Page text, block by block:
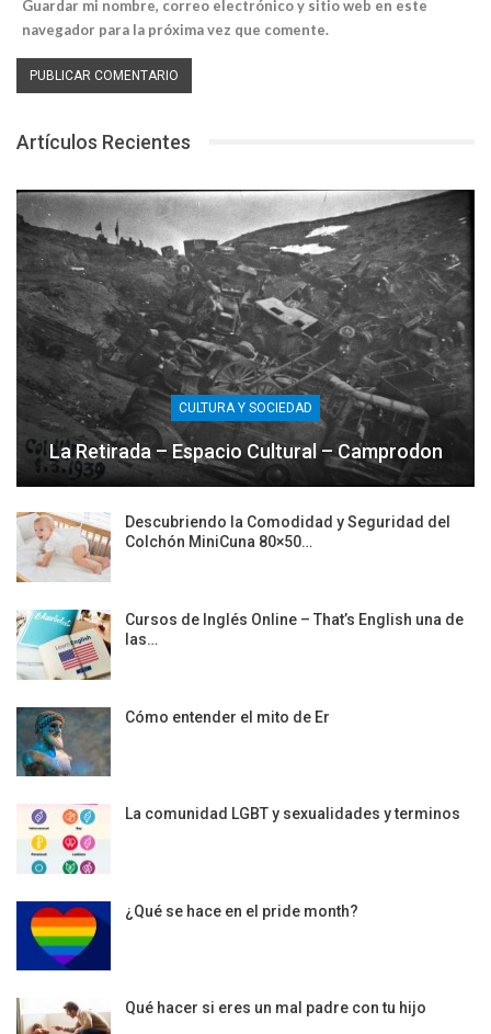
Guardar mi nombre, correo electrónico y sitio web en este
navegador para la próxima vez que comente.
Artículos Recientes
CULTURA Y SOCIEDAD
La Retirada – Espacio Cultural – Camprodon
Descubriendo la Comodidad y Seguridad del
Colchón MiniCuna 80×50…
Cursos de Inglés Online – That’s English una de
las…
Cómo entender el mito de Er
La comunidad LGBT y sexualidades y terminos
¿Qué se hace en el pride month?
Qué hacer si eres un mal padre con tu hijo